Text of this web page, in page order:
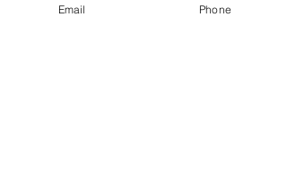
sehr guter Zustand.
Email Phone